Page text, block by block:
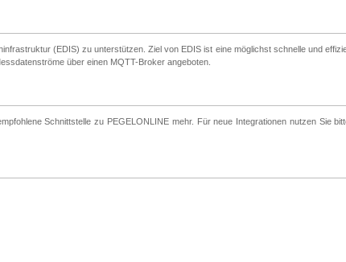
(EDIS) zu unterstützen. Ziel von EDIS ist eine möglichst schnelle und
über einen MQTT-Broker angeboten.
Schnittstelle zu PEGELONLINE mehr. Für neue Integrationen nutzen Sie